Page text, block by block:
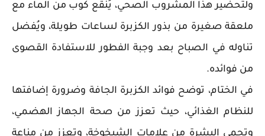
ولتحضير هذا المشروب الصحي، يُنقع كوب من الماء مع
ملعقة صغيرة من بذور الكزبرة لساعات طويلة، ويُفضل
تناوله في الصباح بعد وجبة الفطور للاستفادة القصوى
من فوائده.
في الختام، توضح فوائد الكزبرة الجافة وضرورة إضافتها
للنظام الغذائي، حيث تعزز من صحة الجهاز الهضمي،